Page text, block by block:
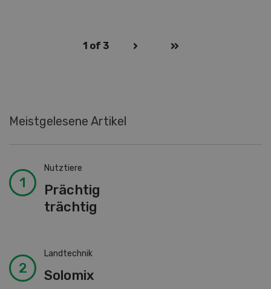
1 of 3
Meistgelesene Artikel
Nutztiere
Prächtig
trächtig
Landtechnik
Solomix